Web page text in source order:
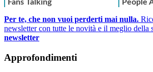
Per te, che non vuoi perderti mai nulla.
newsletter con tutte le novità e il meglio della
newsletter
Approfondimenti